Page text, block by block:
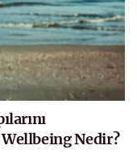
Wellbeing Nedir?